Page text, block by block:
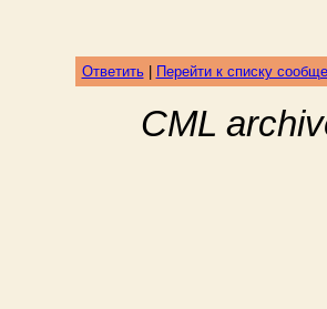
Ответить| Перейти к списку
CML